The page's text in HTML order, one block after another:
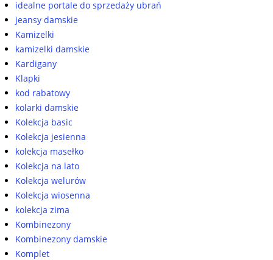
idealne portale do sprzedaży ubrań
jeansy damskie
Kamizelki
kamizelki damskie
Kardigany
Klapki
kod rabatowy
kolarki damskie
Kolekcja basic
Kolekcja jesienna
kolekcja masełko
Kolekcja na lato
Kolekcja welurów
Kolekcja wiosenna
kolekcja zima
Kombinezony
Kombinezony damskie
Komplet